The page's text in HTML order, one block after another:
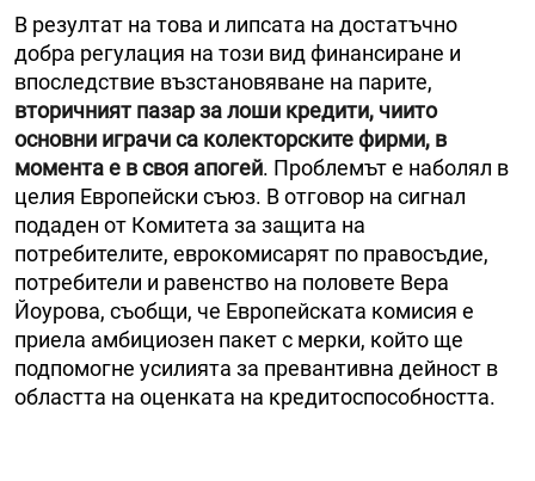
В резултат на това и липсата на достатъчно
добра регулация на този вид финансиране и
впоследствие възстановяване на парите,
вторичният пазар за лоши кредити, чиито
основни играчи са колекторските фирми, в
момента е в своя апогей. Проблемът е наболял в
целия Европейски съюз. В отговор на сигнал
подаден от Комитета за защита на
потребителите, еврокомисарят по правосъдие,
потребители и равенство на половете Вера
Йоурова, съобщи, че Европейската комисия е
приела амбициозен пакет с мерки, който ще
подпомогне усилията за превантивна дейност в
областта на оценката на кредитоспособността.